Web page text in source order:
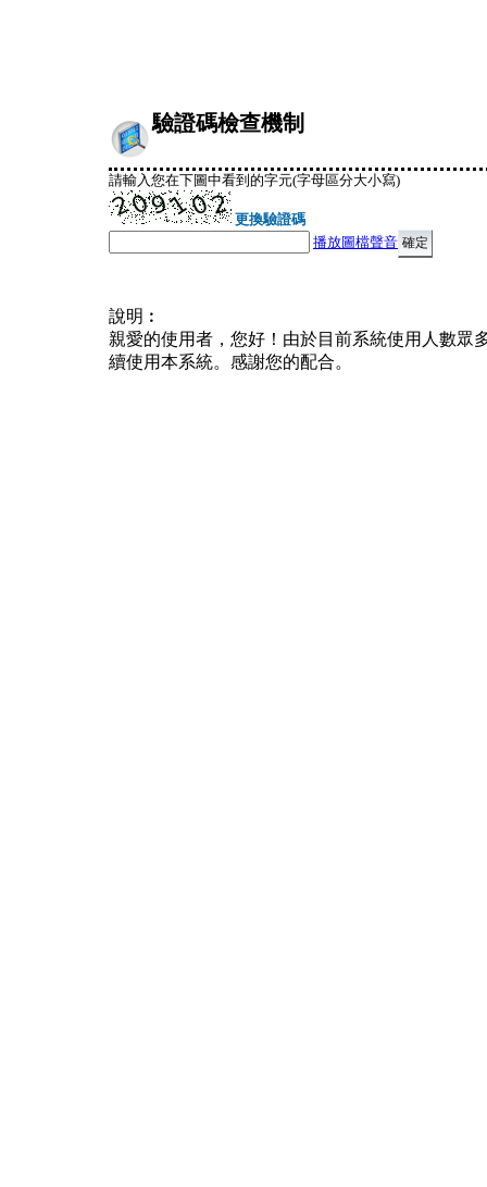
驗證碼檢查機制
請輸入您在下圖中看到的字元(字母區分大小寫)
更換驗證碼
播放圖檔聲音
說明︰
親愛的使用者，您好！由於目前系統使用人數眾
續使用本系統。感謝您的配合。